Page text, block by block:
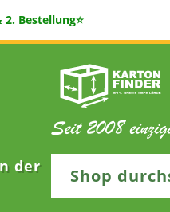
Bestellung⭐
der